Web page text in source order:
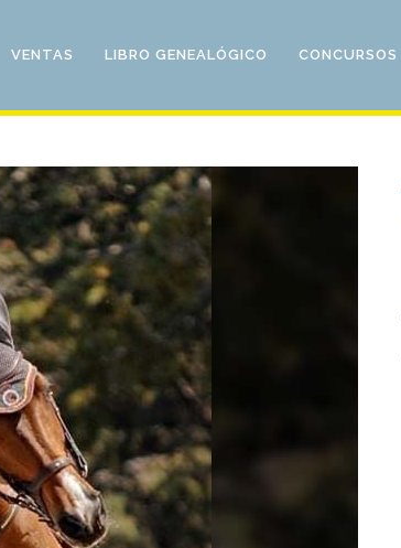
VENTAS LIBRO GENEALÓGICO CONCURSOS